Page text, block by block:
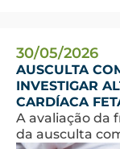
30/05/2026
AUSCULTA
INVESTIGAR
CARDÍACA
A avaliação da
da ausculta